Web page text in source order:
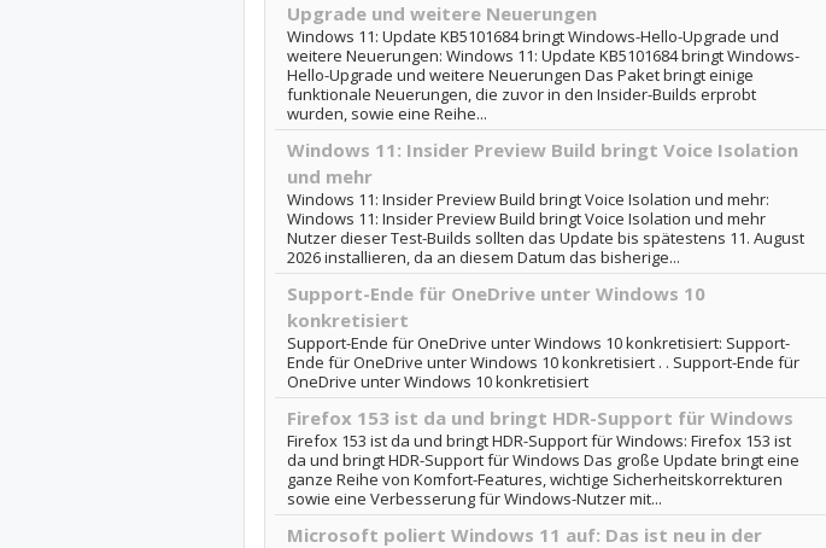
Upgrade und weitere Neuerungen
Windows 11: Update KB5101684 bringt Windows-Hello-Upgrade und
weitere Neuerungen: Windows 11: Update KB5101684 bringt Windows-
Hello-Upgrade und weitere Neuerungen Das Paket bringt einige
funktionale Neuerungen, die zuvor in den Insider-Builds erprobt
wurden, sowie eine Reihe...
Windows 11: Insider Preview Build bringt Voice Isolation
und mehr
Windows 11: Insider Preview Build bringt Voice Isolation und mehr:
Windows 11: Insider Preview Build bringt Voice Isolation und mehr
Nutzer dieser Test-Builds sollten das Update bis spätestens 11. August
2026 installieren, da an diesem Datum das bisherige...
Support-Ende für OneDrive unter Windows 10
konkretisiert
Support-Ende für OneDrive unter Windows 10 konkretisiert: Support-
Ende für OneDrive unter Windows 10 konkretisiert . . Support-Ende für
OneDrive unter Windows 10 konkretisiert
Firefox 153 ist da und bringt HDR-Support für Windows
Firefox 153 ist da und bringt HDR-Support für Windows: Firefox 153 ist
da und bringt HDR-Support für Windows Das große Update bringt eine
ganze Reihe von Komfort-Features, wichtige Sicherheitskorrekturen
sowie eine Verbesserung für Windows-Nutzer mit...
Microsoft poliert Windows 11 auf: Das ist neu in der